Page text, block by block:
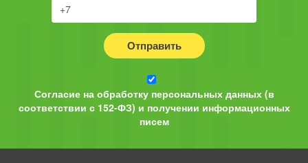
Отправить
Согласие на обработку персональных данных (в
соответствии с 152-ФЗ) и получении информационных
писем